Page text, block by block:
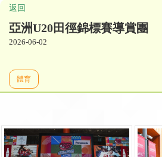
返回
亞洲U20田徑錦標賽導賞團
2026-06-02
體育